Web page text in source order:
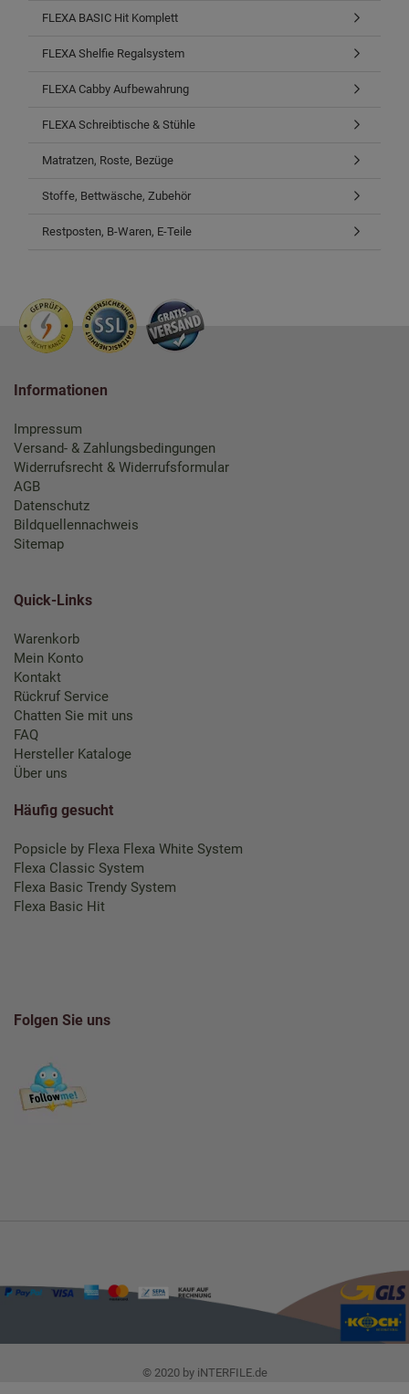
FLEXA BASIC Hit Komplett
FLEXA Shelfie Regalsystem
FLEXA Cabby Aufbewahrung
FLEXA Schreibtische & Stühle
Matratzen, Roste, Bezüge
Stoffe, Bettwäsche, Zubehör
Restposten, B-Waren, E-Teile
Informationen
Impressum
Versand- & Zahlungsbedingungen
Widerrufsrecht & Widerrufsformular
AGB
Datenschutz
Bildquellennachweis
Sitemap
Quick-Links
Warenkorb
Mein Konto
Kontakt
Rückruf Service
Chatten Sie mit uns
FAQ
Hersteller Kataloge
Über uns
Häufig gesucht
Popsicle by Flexa Flexa White System
Flexa Classic System
Flexa Basic Trendy System
Flexa Basic Hit
Folgen Sie uns
© 2020 by iNTERFILE.de